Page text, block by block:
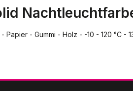
- Gummi - Holz - -10 - 120 °C -